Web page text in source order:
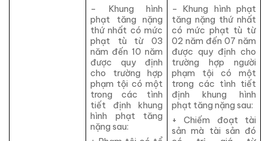
– Khung hình
phạt tăng nặng
thứ nhất có mức
phạt tù từ 03
năm đến 10 năm
được quy định
cho trường hợp
phạm tội có một
trong các tình
tiết định khung
hình phạt tăng
nặng sau:
– Khung hình phạt
tăng nặng thứ nhất
có mức phạt tù từ
02 năm đến 07 năm
được quy định cho
trường hợp người
phạm tội có một
trong các tình tiết
định khung hình
phạt tăng nặng sau:
+ Chiếm đoạt tài
sản mà tài sản đó